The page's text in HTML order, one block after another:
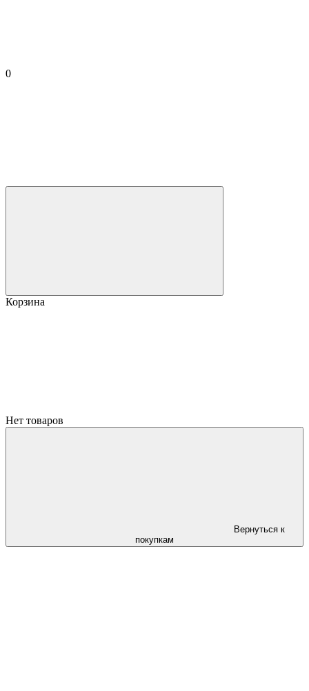
0
Корзина
Нет товаров
Вернуться к
покупкам